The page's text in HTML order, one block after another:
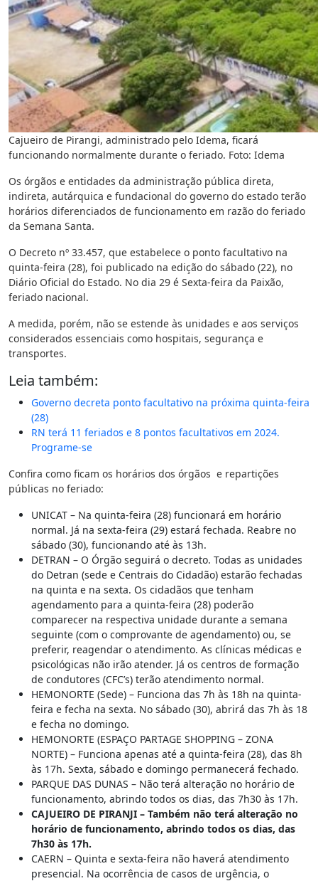
Cajueiro de Pirangi, administrado pelo Idema, ficará
funcionando normalmente durante o feriado. Foto: Idema
Os órgãos e entidades da administração pública direta,
indireta, autárquica e fundacional do governo do estado terão
horários diferenciados de funcionamento em razão do feriado
da Semana Santa.
O Decreto nº 33.457, que estabelece o ponto facultativo na
quinta-feira (28), foi publicado na edição do sábado (22), no
Diário Oficial do Estado. No dia 29 é Sexta-feira da Paixão,
feriado nacional.
A medida, porém, não se estende às unidades e aos serviços
considerados essenciais como hospitais, segurança e
transportes.
Leia também:
Governo decreta ponto facultativo na próxima quinta-feira
(28)
RN terá 11 feriados e 8 pontos facultativos em 2024.
Programe-se
Confira como ficam os horários dos órgãos e repartições
públicas no feriado:
UNICAT – Na quinta-feira (28) funcionará em horário
normal. Já na sexta-feira (29) estará fechada. Reabre no
sábado (30), funcionando até às 13h.
DETRAN – O Órgão seguirá o decreto. Todas as unidades
do Detran (sede e Centrais do Cidadão) estarão fechadas
na quinta e na sexta. Os cidadãos que tenham
agendamento para a quinta-feira (28) poderão
comparecer na respectiva unidade durante a semana
seguinte (com o comprovante de agendamento) ou, se
preferir, reagendar o atendimento. As clínicas médicas e
psicológicas não irão atender. Já os centros de formação
de condutores (CFC’s) terão atendimento normal.
HEMONORTE (Sede) – Funciona das 7h às 18h na quinta-
feira e fecha na sexta. No sábado (30), abrirá das 7h às 18
e fecha no domingo.
HEMONORTE (ESPAÇO PARTAGE SHOPPING – ZONA
NORTE) – Funciona apenas até a quinta-feira (28), das 8h
às 17h. Sexta, sábado e domingo permanecerá fechado.
PARQUE DAS DUNAS – Não terá alteração no horário de
funcionamento, abrindo todos os dias, das 7h30 às 17h.
CAJUEIRO DE PIRANJI – Também não terá alteração no
horário de funcionamento, abrindo todos os dias, das
7h30 às 17h.
CAERN – Quinta e sexta-feira não haverá atendimento
presencial. Na ocorrência de casos de urgência, o